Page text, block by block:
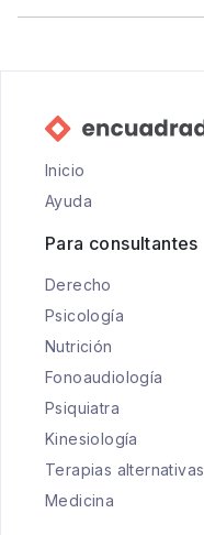
Inicio
Ayuda
Para consultantes
Derecho
Psicología
Nutrición
Fonoaudiología
Psiquiatra
Kinesiología
Terapias alternativas
Medicina